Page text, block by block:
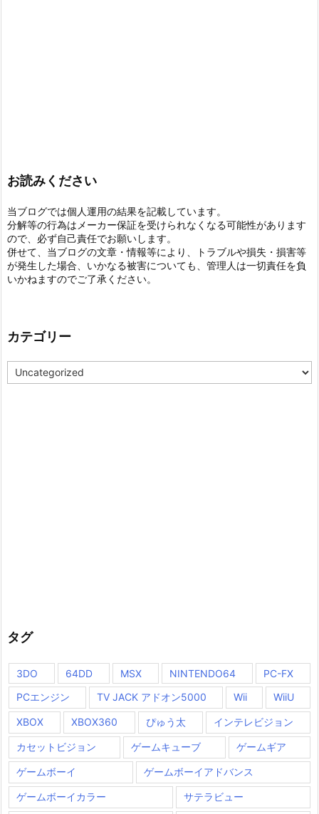
お読みください
当ブログでは個人運用の結果を記載しています。
分解等の行為はメーカー保証を受けられなくなる可能性があります
ので、必ず自己責任でお願いします。
併せて、当ブログの文章・情報等により、トラブルや損失・損害等
が発生した場合、いかなる被害についても、管理人は一切責任を負
いかねますのでご了承ください。
カテゴリー
カ
テ
タグ
3DO 64DD MSX NINTENDO64
PC-FX
PCエンジン
TV JACK アドオン5000 Wii WiiU
XBOX XBOX360 ぴゅう太 インテレビジョン
カセットビジョン ゲームキューブ ゲームギア
ゲームボーイ ゲームボーイアドバンス
ゲームボーイカラー サテラビュー